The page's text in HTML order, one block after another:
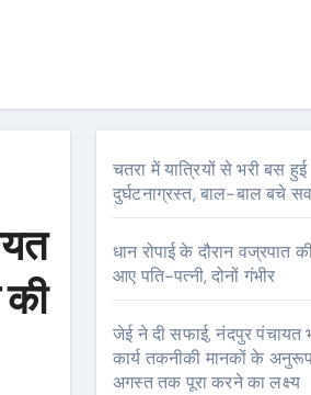
चतरा में यात्रियों से भरी बस हुई
दुर्घटनाग्रस्त, बाल-बाल बचे
धान रोपाई के दौरान वज्रपात
आए पति-पत्नी, दोनों गंभीर
जेई ने दी सफाई, नंदपुर पंचायत
कार्य तकनीकी मानकों के
अगस्त तक पूरा करने का लक्ष्य